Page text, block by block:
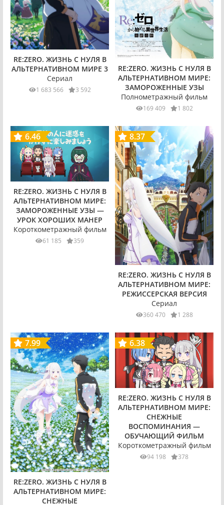
RE:ZERO. ЖИЗНЬ С НУЛЯ В
АЛЬТЕРНАТИВНОМ МИРЕ 3
Сериал
1 683 566 3 592
RE:ZERO. ЖИЗНЬ С НУЛЯ В
АЛЬТЕРНАТИВНОМ МИРЕ:
ЗАМОРОЖЕННЫЕ УЗЫ
Полнометражный фильм
169 409 1 802
6.46
RE:ZERO. ЖИЗНЬ С НУЛЯ В
АЛЬТЕРНАТИВНОМ МИРЕ:
ЗАМОРОЖЕННЫЕ УЗЫ —
УРОК ХОРОШИХ МАНЕР
Короткометражный фильм
61 185 359
8.37
RE:ZERO. ЖИЗНЬ С НУЛЯ В
АЛЬТЕРНАТИВНОМ МИРЕ:
РЕЖИССЕРСКАЯ ВЕРСИЯ
Сериал
360 470 1 288
7.99
RE:ZERO. ЖИЗНЬ С НУЛЯ В
АЛЬТЕРНАТИВНОМ МИРЕ:
СНЕЖНЫЕ
6.38
RE:ZERO. ЖИЗНЬ С НУЛЯ В
АЛЬТЕРНАТИВНОМ МИРЕ:
СНЕЖНЫЕ
ВОСПОМИНАНИЯ —
ОБУЧАЮЩИЙ ФИЛЬМ
Короткометражный фильм
94 198 378